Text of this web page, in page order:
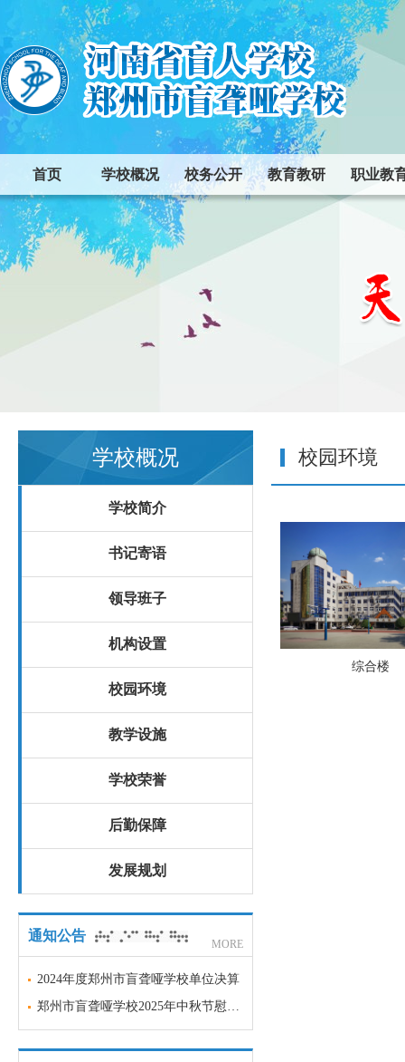
首页 学校概况 校务公开 教育教研 职业教
学校概况
学校简介
书记寄语
领导班子
机构设置
校园环境
教学设施
学校荣誉
后勤保障
发展规划
通知公告
MORE
2024年度郑州市盲聋哑学校单位决算
郑州市盲聋哑学校2025年中秋节慰问品项目采购意向
校园环境
综合楼